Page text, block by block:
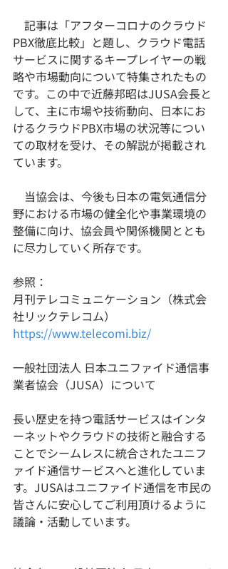
記事は「アフターコロナのクラウド
PBX徹底比較」と題し、クラウド電話
サービスに関するキープレイヤーの戦
略や市場動向について特集されたもの
です。この中で近藤邦昭はJUSA会長と
して、主に市場や技術動向、日本にお
けるクラウドPBX市場の状況等につい
ての取材を受け、その解説が掲載され
ています。
当協会は、今後も日本の電気通信分
野における市場の健全化や事業環境の
整備に向け、協会員や関係機関ととも
に尽力していく所存です。
参照：
月刊テレコミュニケーション（株式会
社リックテレコム）
https://www.telecomi.biz/
一般社団法人 日本ユニファイド通信事
業者協会（JUSA）について
長い歴史を持つ電話サービスはインタ
ーネットやクラウドの技術と融合する
ことでシームレスに統合されたユニフ
ァイド通信サービスへと進化していま
す。JUSAはユニファイド通信を市民の
皆さんに安心してご利用頂けるように
議論・活動しています。